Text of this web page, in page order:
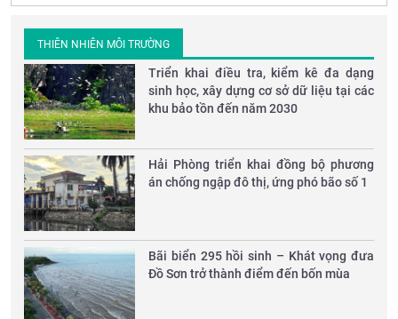
THIÊN NHIÊN MÔI TRƯỜNG
Triển khai điều tra, kiểm kê đa dạng
sinh học, xây dựng cơ sở dữ liệu tại các
khu bảo tồn đến năm 2030
Hải Phòng triển khai đồng bộ phương
án chống ngập đô thị, ứng phó bão số 1
Bãi biển 295 hồi sinh – Khát vọng đưa
Đồ Sơn trở thành điểm đến bốn mùa